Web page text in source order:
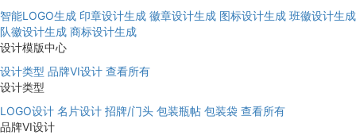
智能LOGO生成 印章设计生成 徽章设计生成 图标设计生成 班徽设计生成
队徽设计生成 商标设计生成
设计模版中心
设计类型 品牌VI设计 查看所有
设计类型
LOGO设计 名片设计 招牌/门头 包装瓶帖 包装袋 查看所有
品牌VI设计